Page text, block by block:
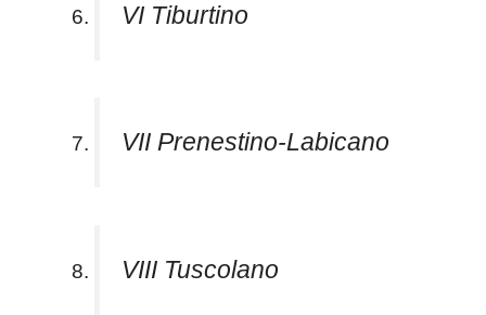
VI Tiburtino
VII Prenestino-Labicano
VIII Tuscolano